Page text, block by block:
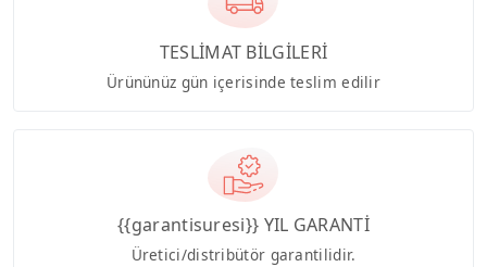
TESLİMAT BİLGİLERİ
Ürününüz gün içerisinde teslim edilir
{{garantisuresi}} YIL GARANTİ
Üretici/distribütör garantilidir.